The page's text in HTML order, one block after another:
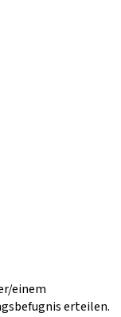
einem
erteilen.